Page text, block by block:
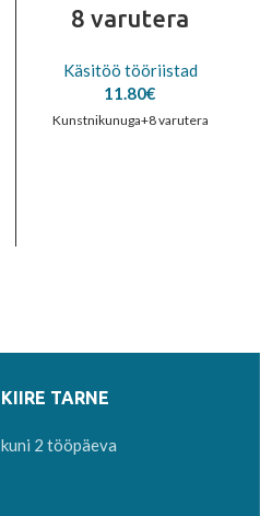
8 varutera
Käsitöö tööriistad
11.80€
Kunstnikunuga+8 varutera
KIIRE TARNE
kuni 2 tööpäeva